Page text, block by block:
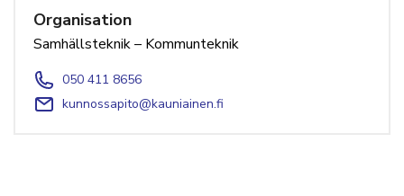
Organisation
Samhällsteknik – Kommunteknik
050 411 8656
kunnossapito@kauniainen.fi